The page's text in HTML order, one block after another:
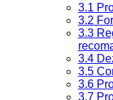
3.1
3.2
3.3
3.4
3.5
3.6
3.7